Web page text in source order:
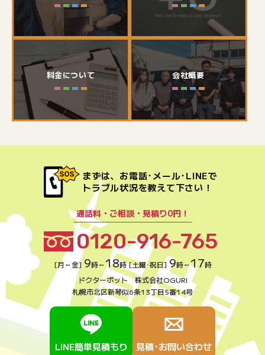
料金について 会社概要
まずは、お電話･メール･LINEで
トラブル状況を教えて下さい！
通話料・ご相談・見積り0円！
0120-916-765
[月～金] 9時～18時 [土曜･祝日] 9時～17時
ドクターポット 株式会社OGURI
札幌市北区新琴似6条13丁目5番14号
LINE簡単見積もり 見積･お問い合わせ